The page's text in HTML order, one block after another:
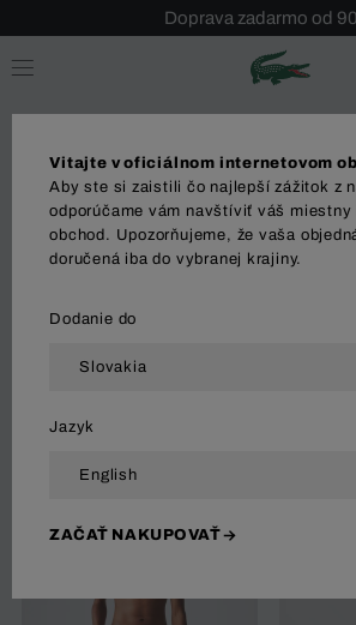
Sezónny výpredaj až -40
Bezplatné vrátenie!
MUŽI
Vitajte v oficiálnom internetovom
Aby ste si zaistili čo najlepší zážitok z
odporúčame vám navštíviť váš miestny
obchod. Upozorňujeme, že vaša
doručená iba do vybranej krajiny.
Dodanie do
Jazyk
ZAČAŤ NAKUPOVAŤ